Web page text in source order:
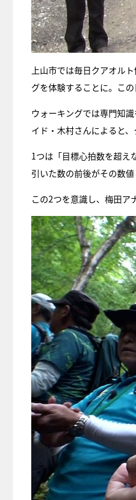
上山市では毎日クアオル
グを体験することに。こ
ウォーキングでは専門知
イド・木村さんによると
1つは「目標心拍数を超え
引いた数の前後がその数
この2つを意識し、梅田ア